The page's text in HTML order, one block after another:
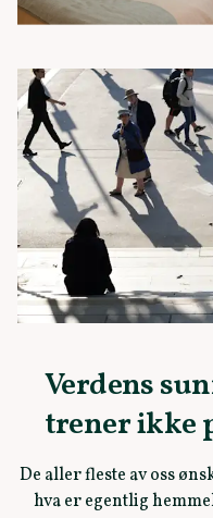
Verdens
trener ikke
De aller fleste av oss
hva er egentlig